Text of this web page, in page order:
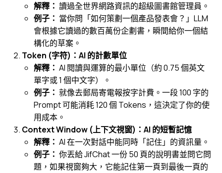
解釋： 讀過全世界網路資訊的超級圖書館管理員。
例子： 當你問「如何策劃一個產品發表會？」LLM
會根據它讀過的數百萬份企劃書，瞬間給你一個結
構化的草案。
Token (字符)：AI 的計數單位
解釋： AI 閱讀與運算的最小單位（約 0.75 個英文
單字或 1 個中文字）。
例子： 就像去郵局寄電報按字計費。一段 100 字的
Prompt 可能消耗 120 個 Tokens，這決定了你的使
用成本。
Context Window (上下文視窗)：AI 的短暫記憶
解釋： AI 在一次對話中能同時「記住」的資訊量。
例子： 你丟給 JifChat 一份 50 頁的說明書並問它問
題，如果視窗夠大，它能記住第一頁到最後一頁的